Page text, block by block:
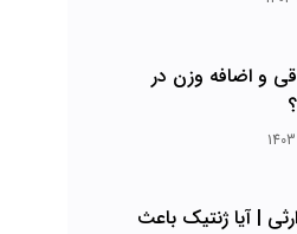
و اضافه وزن در
| آیا ژنتیک باعث